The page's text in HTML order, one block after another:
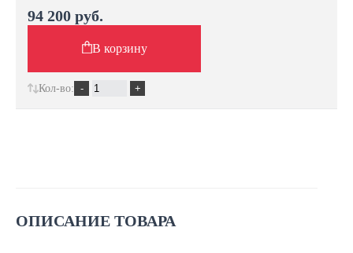
ОПИСАНИЕ ТОВАРА
94 200 руб.
В корзину
Кол-во: